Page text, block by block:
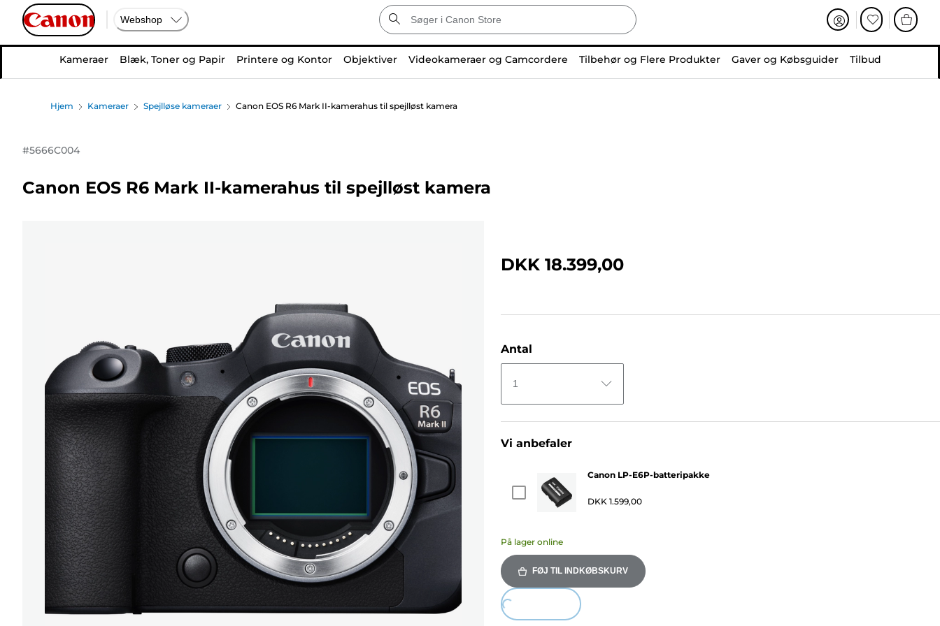
Webshop
Kameraer Blæk, Toner og Papir Printere og Kontor Objektiver Videokameraer og Camcordere Tilbehør og Flere Produkter Gaver og Købsguider Tilbud
Hjem Kameraer Spejlløse kameraer Canon EOS R6 Mark II-kamerahus til spejlløst kamera
#5666C004
Canon EOS R6 Mark II-kamerahus til spejlløst kamera
DKK 18.399,00
Antal
1
Vi anbefaler
Canon LP-E6P-batteripakke
DKK 1.599,00
På lager online
FØJ TIL INDKØBSKURV
Loading...